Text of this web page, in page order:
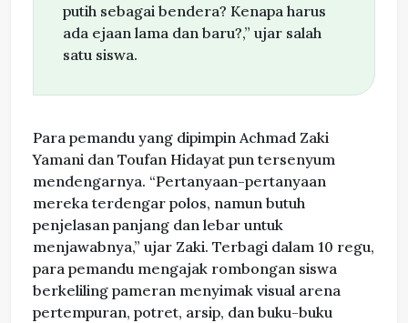
putih sebagai bendera? Kenapa harus
ada ejaan lama dan baru?,” ujar salah
satu siswa.
Para pemandu yang dipimpin Achmad Zaki
Yamani dan Toufan Hidayat pun tersenyum
mendengarnya. “Pertanyaan-pertanyaan
mereka terdengar polos, namun butuh
penjelasan panjang dan lebar untuk
menjawabnya,” ujar Zaki. Terbagi dalam 10 regu,
para pemandu mengajak rombongan siswa
berkeliling pameran menyimak visual arena
pertempuran, potret, arsip, dan buku-buku